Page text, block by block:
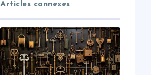
Articles connexes